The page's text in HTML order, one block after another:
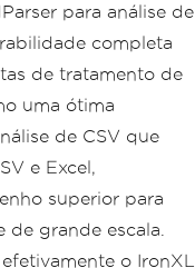
para análise de
completa
de tratamento de
uma ótima
de CSV que
e Excel,
superior para
de grande escala.
o IronXL